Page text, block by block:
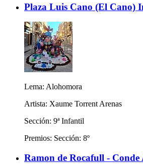
Plaza Luis Cano (El Cano)
Lema: Alohomora
Artista: Xaume Torrent Arenas
Sección: 9ª Infantil
Premios: Sección: 8º
Ramon de Rocafull -